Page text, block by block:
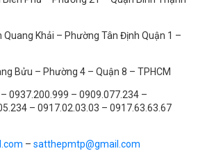
Quang Khải – Phường Tân Định Quận 1 –
Bửu – Phường 4 – Quận 8 – TPHCM
0937.200.999 – 0909.077.234 –
– 0917.02.03.03 – 0917.63.63.67
– satthepmtp@gmail.com